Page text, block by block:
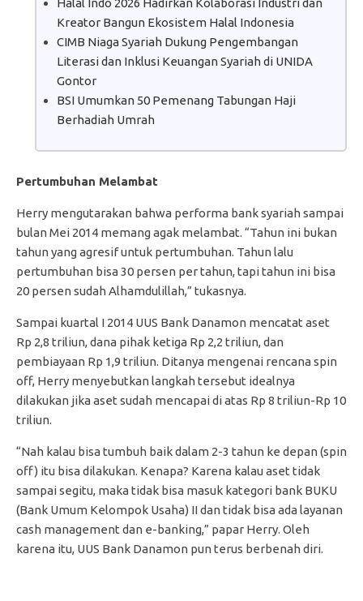
Kreator Bangun Ekosistem Halal Indonesia
CIMB Niaga Syariah Dukung Pengembangan
Literasi dan Inklusi Keuangan Syariah di UNIDA
Gontor
BSI Umumkan 50 Pemenang Tabungan Haji
Berhadiah Umrah
Pertumbuhan Melambat
Herry mengutarakan bahwa performa bank syariah sampai
bulan Mei 2014 memang agak melambat. “Tahun ini bukan
tahun yang agresif untuk pertumbuhan. Tahun lalu
pertumbuhan bisa 30 persen per tahun, tapi tahun ini bisa
20 persen sudah Alhamdulillah,” tukasnya.
Sampai kuartal I 2014 UUS Bank Danamon mencatat aset
Rp 2,8 triliun, dana pihak ketiga Rp 2,2 triliun, dan
pembiayaan Rp 1,9 triliun. Ditanya mengenai rencana spin
off, Herry menyebutkan langkah tersebut idealnya
dilakukan jika aset sudah mencapai di atas Rp 8 triliun-Rp 10
triliun.
“Nah kalau bisa tumbuh baik dalam 2-3 tahun ke depan (spin
off) itu bisa dilakukan. Kenapa? Karena kalau aset tidak
sampai segitu, maka tidak bisa masuk kategori bank BUKU
(Bank Umum Kelompok Usaha) II dan tidak bisa ada layanan
cash management dan e-banking,” papar Herry. Oleh
karena itu, UUS Bank Danamon pun terus berbenah diri.